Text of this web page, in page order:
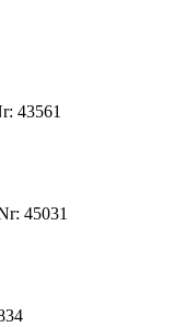
43561
45031